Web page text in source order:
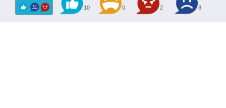
10 0 2 8